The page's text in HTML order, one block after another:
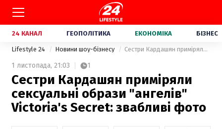
24 КАНАЛ ГЕОПОЛІТИКА ЕКОНОМІКА БІЗНЕС
Lifestyle 24 Новини шоу-бізнесу Сестри Кардашян приміряли сексуальні образи "ангелів" Victoria's Secret: звабливі фото
1 листопада, 21:03 1
Сестри Кардашян приміряли
сексуальні образи "ангелів"
Victoria's Secret: звабливі фото